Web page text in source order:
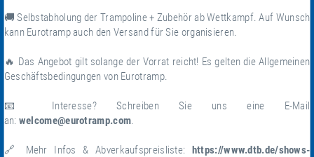
🚚 Selbstabholung der Trampoline + Zubehör ab Wettkampf. Auf Wunsch
kann Eurotramp auch den Versand für Sie organisieren.
🔥 Das Angebot gilt solange der Vorrat reicht! Es gelten die Allgemeinen
Geschäftsbedingungen von Eurotramp.
📧 Interesse? Schreiben Sie uns eine E-Mail
an: welcome@eurotramp.com.
🔗 Mehr Infos & Abverkaufspreisliste: https://www.dtb.de/shows-